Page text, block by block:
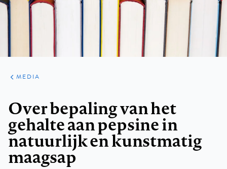
ARTIKELEN
VARIA
MEDIA
Over bepaling van het
gehalte aan pepsine in
natuurlijk en kunstmatig
maagsap